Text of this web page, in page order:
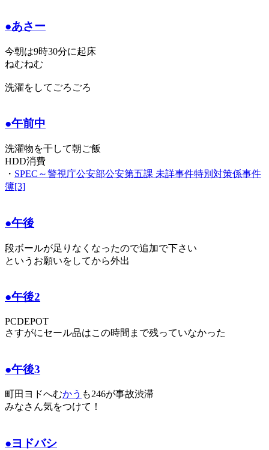
●あさー
今朝は9時30分に起床
ねむねむ
洗濯をしてごろごろ
●午前中
洗濯物を干して朝ご飯
HDD消費
・ SPEC～警視庁公安部公安第五課 未詳事件特別対策係事件
簿[3]
●午後
段ボールが足りなくなったので追加で下さい
というお願いをしてから外出
●午後2
PCDEPOT
さすがにセール品はこの時間まで残っていなかった
●午後3
町田ヨドへむかう も246が事故渋滞
みなさん気をつけて！
●ヨドバシ